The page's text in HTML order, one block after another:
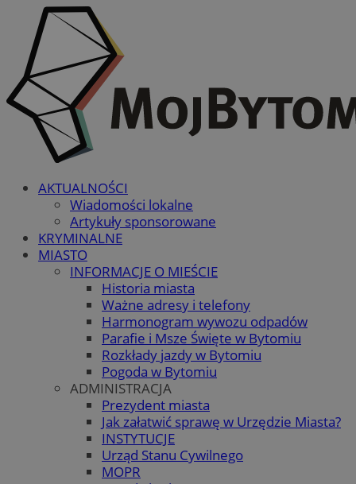
AKTUALNOŚCI
Wiadomości lokalne
Artykuły sponsorowane
KRYMINALNE
MIASTO
INFORMACJE O MIEŚCIE
Historia miasta
Ważne adresy i telefony
Harmonogram wywozu odpadów
Parafie i Msze Święte w Bytomiu
Rozkłady jazdy w Bytomiu
Pogoda w Bytomiu
ADMINISTRACJA
Prezydent miasta
Jak załatwić sprawę w Urzędzie Miasta?
INSTYTUCJE
Urząd Stanu Cywilnego
MOPR